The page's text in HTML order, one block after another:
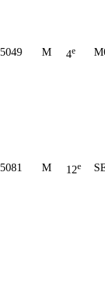
5049 M 4e
5081 M 12e